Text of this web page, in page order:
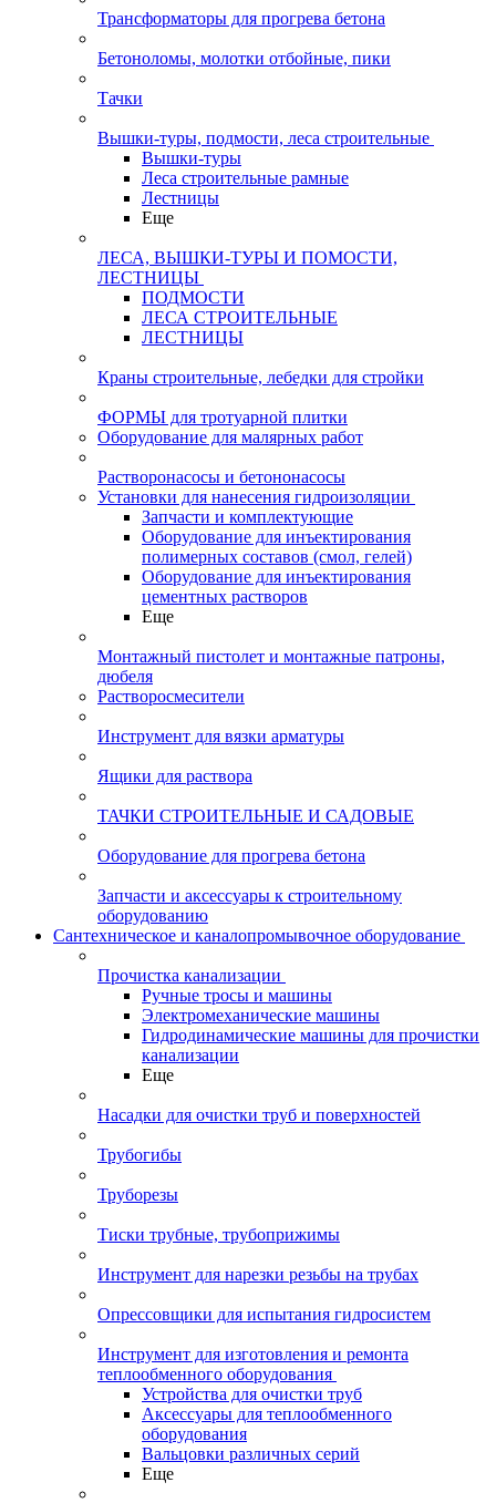
Трансформаторы для прогрева бетона
Бетоноломы, молотки отбойные, пики
Тачки
Вышки-туры, подмости, леса строительные
Вышки-туры
Леса строительные рамные
Лестницы
Еще
ЛЕСА, ВЫШКИ-ТУРЫ И ПОМОСТИ,
ЛЕСТНИЦЫ
ПОДМОСТИ
ЛЕСА СТРОИТЕЛЬНЫЕ
ЛЕСТНИЦЫ
Краны строительные, лебедки для стройки
ФОРМЫ для тротуарной плитки
Оборудование для малярных работ
Растворонасосы и бетононасосы
Установки для нанесения гидроизоляции
Запчасти и комплектующие
Оборудование для инъектирования
полимерных составов (смол, гелей)
Оборудование для инъектирования
цементных растворов
Еще
Монтажный пистолет и монтажные патроны,
дюбеля
Растворосмесители
Инструмент для вязки арматуры
Ящики для раствора
ТАЧКИ СТРОИТЕЛЬНЫЕ И САДОВЫЕ
Оборудование для прогрева бетона
Запчасти и аксессуары к строительному
оборудованию
Сантехническое и каналопромывочное оборудование
Прочистка канализации
Ручные тросы и машины
Электромеханические машины
Гидродинамические машины для прочистки
канализации
Еще
Насадки для очистки труб и поверхностей
Трубогибы
Труборезы
Тиски трубные, трубоприжимы
Инструмент для нарезки резьбы на трубах
Опрессовщики для испытания гидросистем
Инструмент для изготовления и ремонта
теплообменного оборудования
Устройства для очистки труб
Аксессуары для теплообменного
оборудования
Вальцовки различных серий
Еще